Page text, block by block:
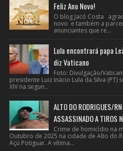
Feliz Ano Novo!
O blog Jacó Costa
novo e também a
anunciantes que re...
Lula encontrará papa
diz Vaticano
Foto: Divulgação/
presidente Luiz Inácio Lula da Silva
XIV na segun...
ALTO DO RODRIGUES/
ASSASSINADO A TIROS
Crime de homicídio na
Outubro de 2025 na cidade de Alto do
Açú Potiguar. A vítima...